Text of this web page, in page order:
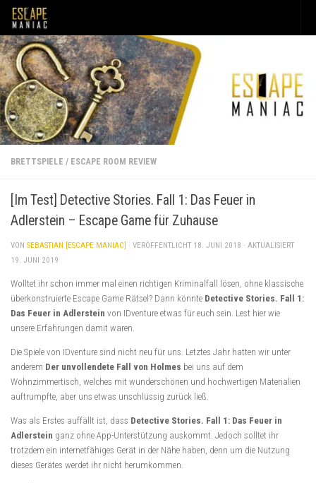
Unter dem Inhalt
BRETTSPIELE / ESCAPE ROOM REVIEW
[Im Test] Detective Stories. Fall 1: Das Feuer in
Adlerstein – Escape Game für Zuhause
VON SEBASTIAN [ESCAPE MANIAC] · VERÖFFENTLICHT 18. JUNI 2018 · AKTUALISIERT
19. JUNI 2019
Wolltet ihr schon immer mal einen richtigen Kriminalfall lösen, ohne klassische
überkonstruierte Escape Game Rätsel? Dann könnte Detective Stories. Fall 1:
Das Feuer in Adlerstein von IDventure etwas für euch sein. Lest hier wie
unsere Erfahrungen damit waren.
Die Spiele von IDventure sind nicht neu für uns. Letztes Jahr hatten wir unter
anderem Der unvollendete Fall von Holmes bei uns auf dem
Wohnzimmertisch, welches mit wunderschönen und hochwertigen Materialien
auftrumpfte, aber uns etwas unschlüssig zurück ließ.
Was als Erstes auffällt ist, dass Detective Stories. Fall 1: Das Feuer in
Adlerstein ganz ohne App-Unterstützung auskommt. Jedoch solltet ihr
trotzdem ein internetfähiges Gerät in der Nähe haben, denn um die Nutzung
dieses Gerätes werdet ihr nicht herumkommen.